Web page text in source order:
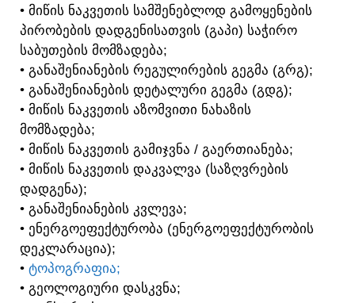
• ᲛᲘᲬᲘᲡ ᲜᲐᲙᲕᲔᲗᲘᲡ ᲡᲐᲛᲨᲔᲜᲔᲑᲚᲝᲓ ᲒᲐᲛᲝᲧᲔᲜᲔᲑᲘᲡ
ᲞᲘᲠᲝᲑᲔᲑᲘᲡ ᲓᲐᲓᲒᲔᲜᲘᲡᲐᲗᲕᲘᲡ (ᲒᲐᲞᲘ) ᲡᲐᲭᲘᲠᲝ
ᲡᲐᲑᲣᲗᲔᲑᲘᲡ ᲛᲝᲛᲖᲐᲓᲔᲑᲐ;
• ᲒᲐᲜᲐᲨᲔᲜᲘᲐᲜᲔᲑᲘᲡ ᲠᲔᲒᲣᲚᲘᲠᲔᲑᲘᲡ ᲒᲔᲒᲛᲐ (ᲒᲠᲒ);
• ᲒᲐᲜᲐᲨᲔᲜᲘᲐᲜᲔᲑᲘᲡ ᲓᲔᲢᲐᲚᲣᲠᲘ ᲒᲔᲒᲛᲐ (ᲒᲓᲒ);
• ᲛᲘᲬᲘᲡ ᲜᲐᲙᲕᲔᲗᲘᲡ ᲐᲖᲝᲛᲕᲘᲗᲘ ᲜᲐᲮᲐᲖᲘᲡ
ᲛᲝᲛᲖᲐᲓᲔᲑᲐ;
• ᲛᲘᲬᲘᲡ ᲜᲐᲙᲕᲔᲗᲘᲡ ᲒᲐᲛᲘᲯᲕᲜᲐ / ᲒᲐᲔᲠᲗᲘᲐᲜᲔᲑᲐ;
• ᲛᲘᲬᲘᲡ ᲜᲐᲙᲕᲔᲗᲘᲡ ᲓᲐᲙᲕᲐᲚᲕᲐ (ᲡᲐᲖᲦᲕᲠᲔᲑᲘᲡ
ᲓᲐᲓᲒᲔᲜᲐ);
• ᲒᲐᲜᲐᲨᲔᲜᲘᲐᲜᲔᲑᲘᲡ ᲙᲕᲚᲔᲕᲐ;
• ᲔᲜᲔᲠᲒᲝᲔᲤᲔᲥᲢᲣᲠᲝᲑᲐ (ᲔᲜᲔᲠᲒᲝᲔᲤᲔᲥᲢᲣᲠᲝᲑᲘᲡ
ᲓᲔᲙᲚᲐᲠᲐᲪᲘᲐ);
• ᲢᲝᲞᲝᲒᲠᲐᲤᲘᲐ;
• ᲒᲔᲝᲚᲝᲒᲘᲣᲠᲘ ᲓᲐᲡᲙᲕᲜᲐ;